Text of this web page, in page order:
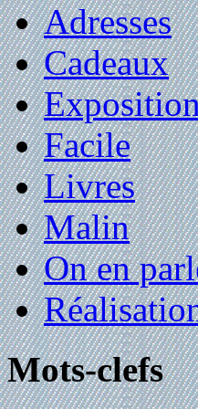
Adresses
Cadeaux
Facile
Livres
Malin
On en
Mots-clefs